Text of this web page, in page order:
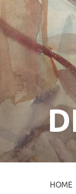
HOME